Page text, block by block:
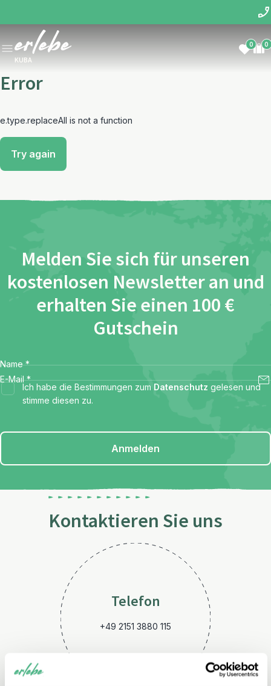
KUBA
0 0
Error
e.type.replaceAll is not a function
Try again
Melden Sie sich für unseren
kostenlosen Newsletter an und
erhalten Sie einen 100 €
Gutschein
Name *
E-Mail *
Ich habe die Bestimmungen zum Datenschutz gelesen und
stimme diesen zu.
Anmelden
Kontaktieren Sie uns
Telefon
+49 2151 3880 115